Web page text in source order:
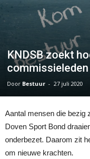
KNDSB zoekt
Door Bestuur - 27 juli 2020
Aantal mensen die bezig
Doven Sport Bond
onderbezet. Daarom zit
om nieuwe krachten.